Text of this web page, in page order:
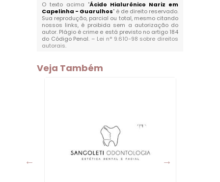
O texto acima "Ácido Hialurônico Nariz em
Capelinha - Guarulhos" é de direito reservado.
Sua reprodução, parcial ou total, mesmo citando
nossos links, é proibida sem a autorização do
autor. Plágio é crime e está previsto no artigo 184
do Código Penal. – Lei n° 9.610-98 sobre direitos
autorais.
Veja Também